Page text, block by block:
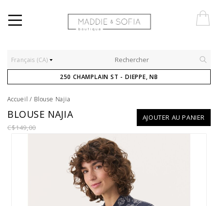
Français (CA)
250 CHAMPLAIN ST - DIEPPE, NB
Accueil / Blouse Najia
AJOUTER AU PANIER
BLOUSE NAJIA
C$149,00